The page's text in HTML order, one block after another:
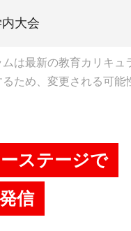
大会
は最新の教育カリキュ
ため、変更される可能
ステージで
信